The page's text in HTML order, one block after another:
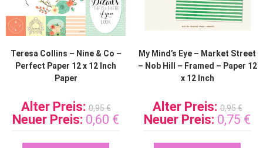
Teresa Collins – Nine & Co –
Perfect Paper 12 x 12 Inch
Paper
Alter Preis: 0,95€
Neuer Preis: 0,60 €
My Mind’s Eye – Market Street
– Nob Hill – Framed – Paper 12
x 12 Inch
Alter Preis: 0,95€
Neuer Preis: 0,75 €